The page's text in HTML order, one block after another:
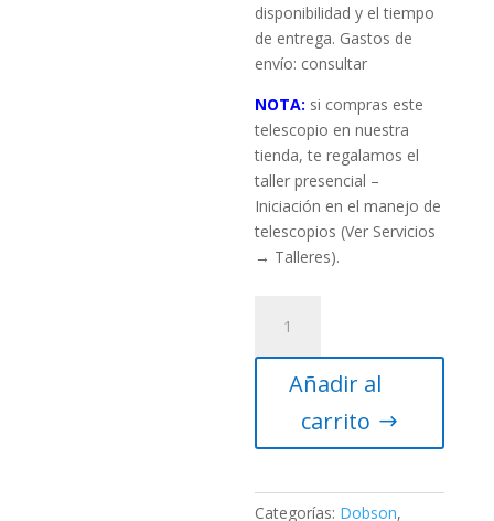
disponibilidad y el tiempo
de entrega. Gastos de
envío: consultar
NOTA: si compras este
telescopio en nuestra
tienda, te regalamos el
taller presencial –
Iniciación en el manejo de
telescopios (Ver Servicios
→ Talleres).
Dobson
Omegon
ProDob
406/1850
Truss
Añadir al
carrito
Categorías: Dobson,